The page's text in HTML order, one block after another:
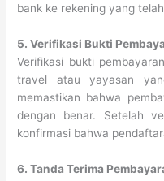
bank ke rekening yang
5. Verifikasi Bukti
Verifikasi bukti
travel atau yayasan
memastikan bahwa
dengan benar. Setelah
konfirmasi bahwa
6. Tanda Terima